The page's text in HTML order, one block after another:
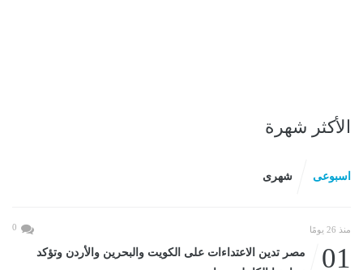
الأكثر شهرة
اسبوعى شهرى
منذ 26 يومًا 0
01
مصر تدين الاعتداءات على الكويت والبحرين والأردن وتؤكد